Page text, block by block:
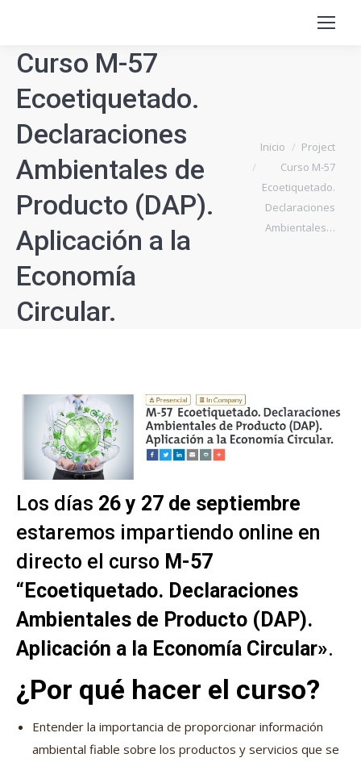
Curso M-57
Ecoetiquetado.
Declaraciones
Ambientales de
Producto (DAP).
Aplicación a la
Economía
Circular.
Estás aquí:
Inicio
Project
Curso M-57
Ecoetiquetado.
Declaraciones
Ambientales…
Los días 26 y 27 de septiembre
estaremos impartiendo online en
directo el curso M-57
“Ecoetiquetado. Declaraciones
Ambientales de Producto (DAP).
Aplicación a la Economía Circular».
¿Por qué hacer el curso?
Entender la importancia de proporcionar información
ambiental fiable sobre los productos y servicios que se